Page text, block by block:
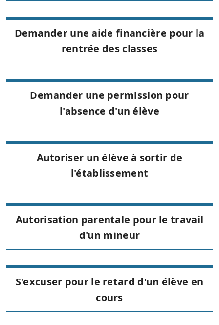
Demander une aide financière pour la
rentrée des classes
Demander une permission pour
l'absence d'un élève
Autoriser un élève à sortir de
l'établissement
Autorisation parentale pour le travail
d'un mineur
S'excuser pour le retard d'un élève en
cours